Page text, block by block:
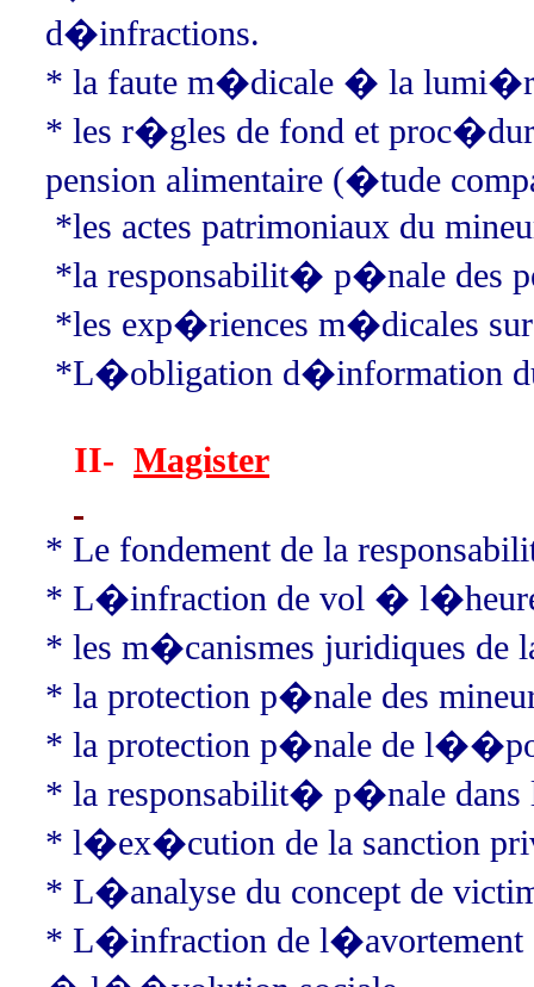
d�infractions.
* la faute m�dicale � la
* les r�gles de fond et
pension alimentaire (�tude
*les actes patrimoniaux du
*la responsabilit� p�nale des
*les exp�riences m�dicales
*L�obligation d�information
II- Magister
* Le fondement de la
* L�infraction de vol �
* les m�canismes juridiques de
* la protection p�nale des
* la protection p�nale de
* la responsabilit� p�nale dans
* l�ex�cution de la sanction
* L�analyse du concept de
* L�infraction de